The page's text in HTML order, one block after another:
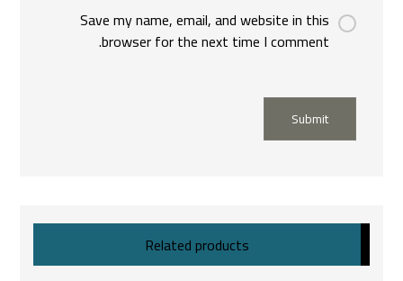
Save my name, email, and website in this
browser for the next time I comment.
Submit
Related products